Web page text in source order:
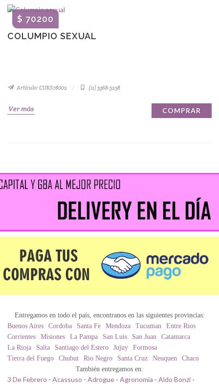
COLUMPIO SEXUAL
$ 70200
Artículo: CUKS78002 (11) 5368-5238
Ver más COMPRAR
Entregamos en todo el país, encontranos en las siguientes provincias:
Buenos Aires
Cordoba Santa Fe Mendoza Tucuman
Entre Rios
Corrientes
Misiones La Pampa San Luis San Juan
Catamarca
La Rioja
Salta Santiago del Estero Jujuy
Formosa
Tierra del Fuego
Chubut Rio Negro Santa Cruz Neuquen
Chaco
También entregamos en:
3 De Febrero - Acassuso - Adrogue - Agronomia - Aldo Bonzi -